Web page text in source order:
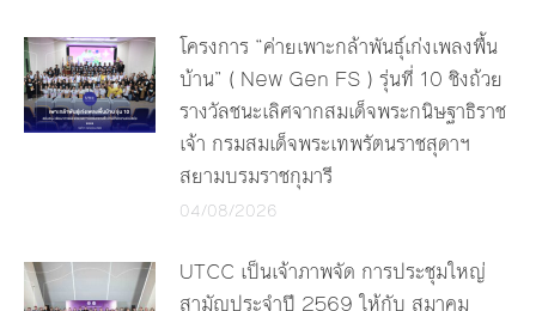
โครงการ “ค่ายเพาะกล้าพันธุ์เก่งเพลงพื้น
บ้าน” ( New Gen FS ) รุ่นที่ 10 ชิงถ้วย
รางวัลชนะเลิศจากสมเด็จพระกนิษฐาธิราช
เจ้า กรมสมเด็จพระเทพรัตนราชสุดาฯ
สยามบรมราชกุมารี
04/08/2026
UTCC เป็นเจ้าภาพจัด การประชุมใหญ่
สามัญประจำปี 2569 ให้กับ สมาคม